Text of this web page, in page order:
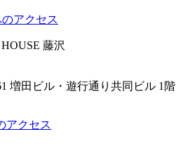
のアクセス
藤沢
増田ビル・遊行通り共同ビル 1階
アクセス